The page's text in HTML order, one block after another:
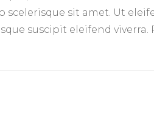
scelerisque sit amet. Ut
suscipit eleifend viverra.